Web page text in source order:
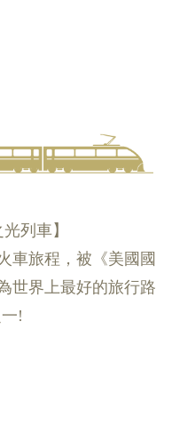
列車】
車旅程，被《美國國
世界上最好的旅行路
!